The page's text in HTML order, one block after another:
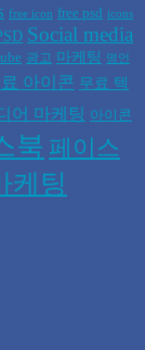
free icon free psd icons
Social media
광고 마케팅 명언
아이콘 무료 텍
어 마케팅 아이콘
북 페이스
케팅